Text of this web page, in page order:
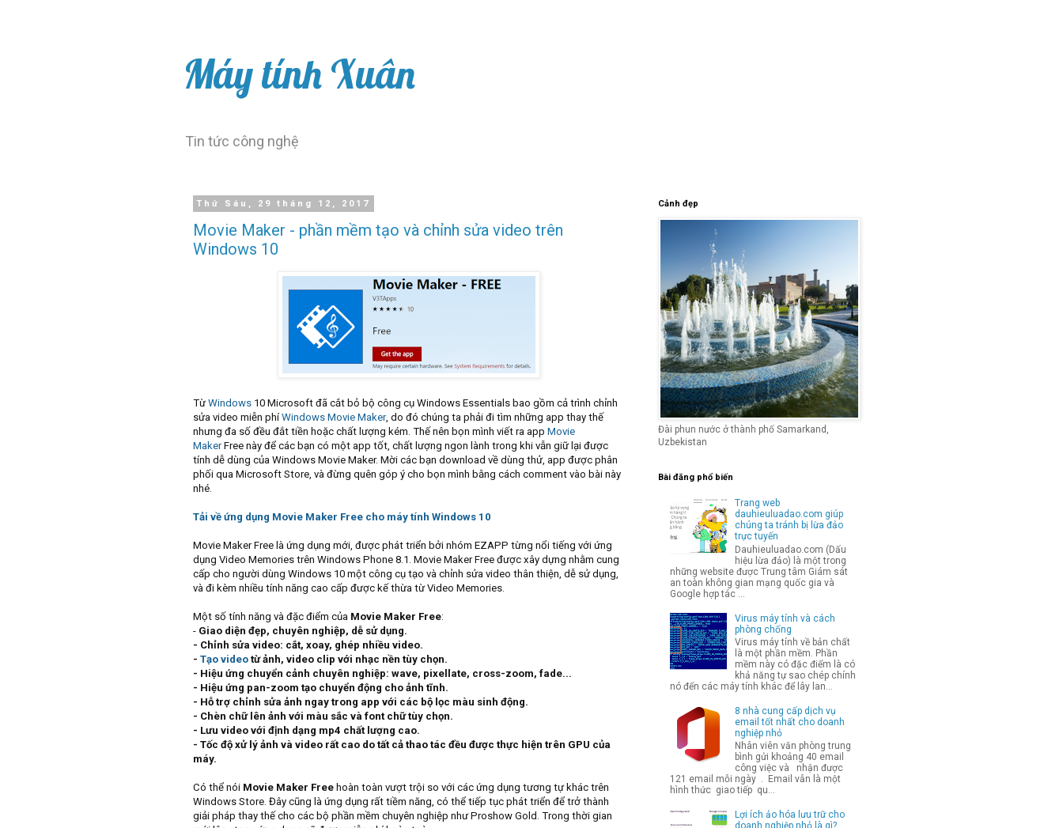
Máy tính Xuân
Tin tức công nghệ
Thứ Sáu, 29 tháng 12, 2017
Movie Maker - phần mềm tạo và chỉnh sửa video trên
Windows 10
Từ Windows 10 Microsoft đã cắt bỏ bộ công cụ Windows Essentials bao gồm cả trình chỉnh
sửa video miễn phí Windows Movie Maker, do đó chúng ta phải đi tìm những app thay thế
nhưng đa số đều đắt tiền hoặc chất lượng kém. Thế nên bọn mình viết ra app Movie
Maker Free này để các bạn có một app tốt, chất lượng ngon lành trong khi vẫn giữ lại được
tính dễ dùng của Windows Movie Maker. Mời các bạn download về dùng thử, app được phân
phối qua Microsoft Store, và đừng quên góp ý cho bọn mình bằng cách comment vào bài này
nhé.
Tải về ứng dụng Movie Maker Free cho máy tính Windows 10
Movie Maker Free là ứng dụng mới, được phát triển bởi nhóm EZAPP từng nổi tiếng với ứng
dụng Video Memories trên Windows Phone 8.1. Movie Maker Free được xây dựng nhằm cung
cấp cho người dùng Windows 10 một công cụ tạo và chỉnh sửa video thân thiện, dễ sử dụng,
và đi kèm nhiều tính năng cao cấp được kế thừa từ Video Memories.
Một số tính năng và đặc điểm của Movie Maker Free:
- Giao diện đẹp, chuyên nghiệp, dễ sử dụng.
- Chỉnh sửa video: cắt, xoay, ghép nhiều video.
- Tạo video từ ảnh, video clip với nhạc nền tùy chọn.
- Hiệu ứng chuyển cảnh chuyên nghiệp: wave, pixellate, cross-zoom, fade...
- Hiệu ứng pan-zoom tạo chuyển động cho ảnh tĩnh.
- Hỗ trợ chỉnh sửa ảnh ngay trong app với các bộ lọc màu sinh động.
- Chèn chữ lên ảnh với màu sắc và font chữ tùy chọn.
- Lưu video với định dạng mp4 chất lượng cao.
- Tốc độ xử lý ảnh và video rất cao do tất cả thao tác đều được thực hiện trên GPU của
máy.
Có thể nói Movie Maker Free hoàn toàn vượt trội so với các ứng dụng tương tự khác trên
Windows Store. Đây cũng là ứng dụng rất tiềm năng, có thể tiếp tục phát triển để trở thành
giải pháp thay thế cho các bộ phần mềm chuyên nghiệp như Proshow Gold. Trong thời gian
Cảnh đẹp
Đài phun nước ở thành phố Samarkand,
Uzbekistan
Bài đăng phổ biến
Trang web
dauhieuluadao.com giúp
chúng ta tránh bị lừa đảo
trực tuyến
Dauhieuluadao.com (Dấu
hiệu lừa đảo) là một trong
những website được Trung tâm Giám sát
an toàn không gian mạng quốc gia và
Google hợp tác ...
Virus máy tính và cách
phòng chống
Virus máy tính về bản chất
là một phần mềm. Phần
mềm này có đặc điểm là có
khả năng tự sao chép chính
nó đến các máy tính khác để lây lan...
8 nhà cung cấp dịch vụ
email tốt nhất cho doanh
nghiệp nhỏ
Nhân viên văn phòng trung
bình gửi khoảng 40 email
công việc và nhận được
121 email mỗi ngày . Email vẫn là một
hình thức giao tiếp qu...
Lợi ích ảo hóa lưu trữ cho
doanh nghiệp nhỏ là gì?